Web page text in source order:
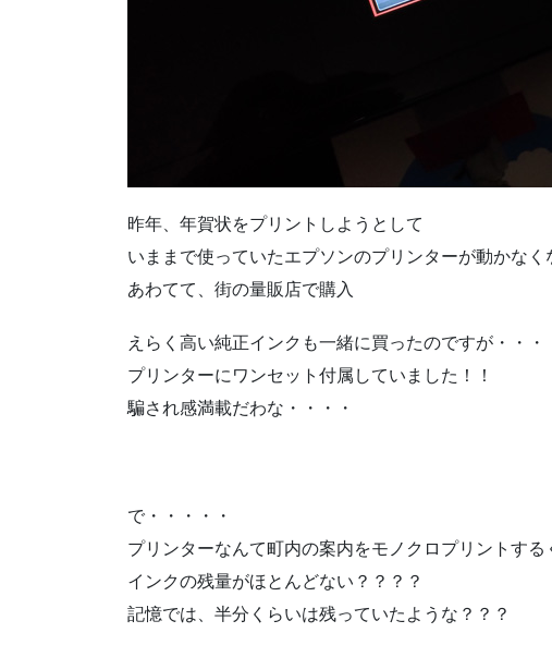
昨年、年賀状をプリントしようとして
いままで使っていたエプソンのプリンターが動かなく
あわてて、街の量販店で購入
えらく高い純正インクも一緒に買ったのですが・・・
プリンターにワンセット付属していました！！
騙され感満載だわな・・・・
で・・・・・
プリンターなんて町内の案内をモノクロプリントす
インクの残量がほとんどない？？？？
記憶では、半分くらいは残っていたような？？？